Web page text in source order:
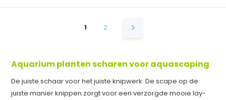
1 2
Aquarium planten scharen voor aquascaping
De juiste schaar voor het juiste knipwerk. De scape op de
juiste manier knippen zorgt voor een verzorgde mooie lay-